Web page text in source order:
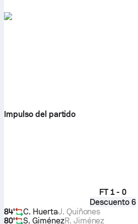
Impulso del partido
FT 1 - 0
Descuento 6
84'
C. HuertaJ. Quiñones
80'
S. GiménezR. Jiménez